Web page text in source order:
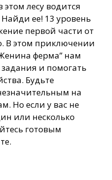
этом лесу водится
ее! 13 уровень
первой части от
В этом приключении
ферма” нам
и помогать
Будьте
на
Но если у вас не
или несколько
готовым